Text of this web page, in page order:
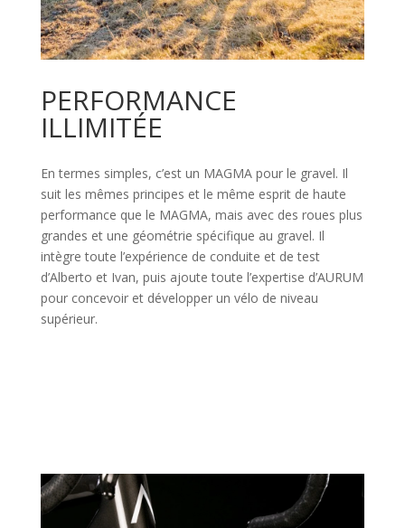
PERFORMANCE
ILLIMITÉE
En termes simples, c’est un MAGMA pour le gravel. Il
suit les mêmes principes et le même esprit de haute
performance que le MAGMA, mais avec des roues plus
grandes et une géométrie spécifique au gravel. Il
intègre toute l’expérience de conduite et de test
d’Alberto et Ivan, puis ajoute toute l’expertise d’AURUM
pour concevoir et développer un vélo de niveau
supérieur.